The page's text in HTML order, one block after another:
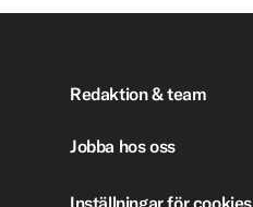
Redaktion & team
Jobba hos oss
Inställningar för cookies